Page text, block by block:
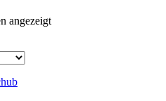
angezeigtNach